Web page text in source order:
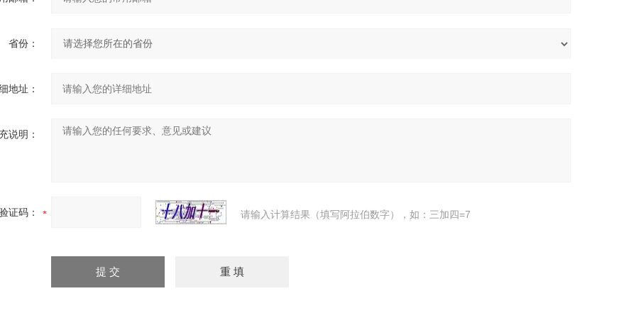
省份：
地址：
说明：
证码： 请输入计算结果（填写阿拉伯数字），如：三加四=7